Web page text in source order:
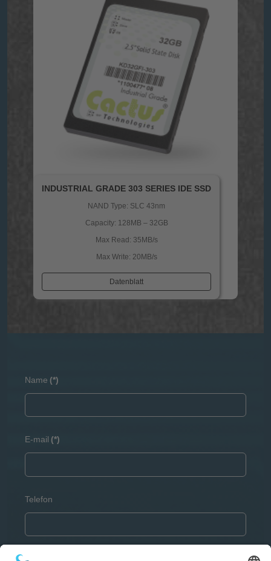
INDUSTRIAL GRADE 303 SERIES IDE SSD
NAND Type: SLC 43nm
Capacity: 128MB – 32GB
Max Read: 35MB/s
Max Write: 20MB/s
Datenblatt
Name (*)
E-mail (*)
Telefon
Ihre Nachricht